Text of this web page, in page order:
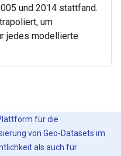
und 2014 stattfand.
um
jedes modellierte
für die
von Geo-Datasets im
als auch für